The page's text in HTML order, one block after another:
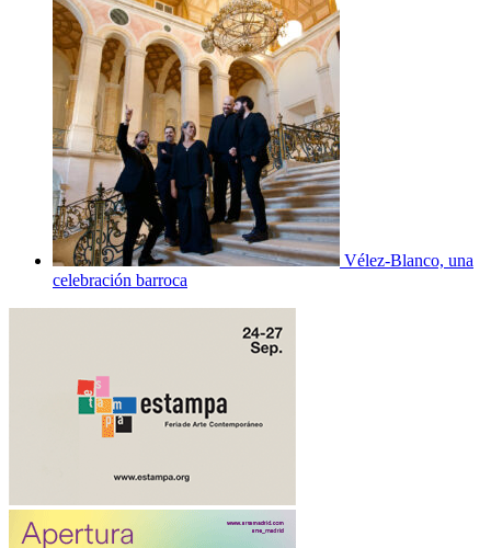
Vélez-Blanco, una
celebración barroca